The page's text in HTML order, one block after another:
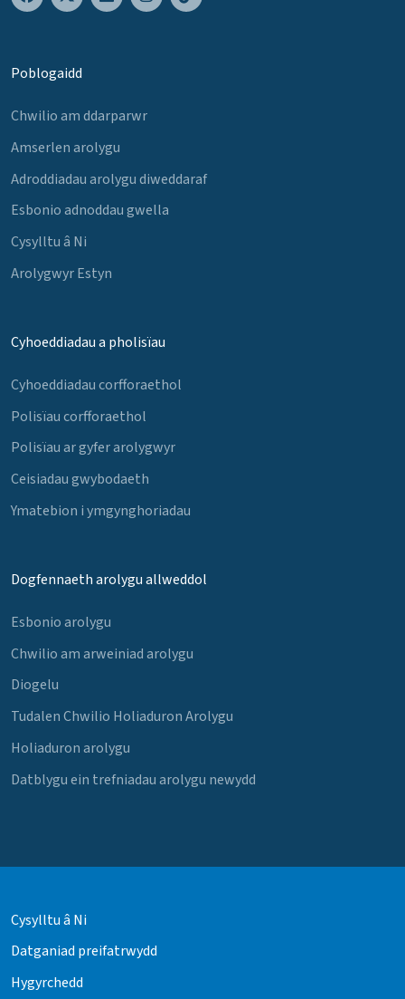
Poblogaidd
Chwilio am ddarparwr
Amserlen arolygu
Adroddiadau arolygu diweddaraf
Esbonio adnoddau gwella
Cysylltu â Ni
Arolygwyr Estyn
Cyhoeddiadau a pholisïau
Cyhoeddiadau corfforaethol
Polisïau corfforaethol
Polisïau ar gyfer arolygwyr
Ceisiadau gwybodaeth
Ymatebion i ymgynghoriadau
Dogfennaeth arolygu allweddol
Esbonio arolygu
Chwilio am arweiniad arolygu
Diogelu
Tudalen Chwilio Holiaduron Arolygu
Holiaduron arolygu
Datblygu ein trefniadau arolygu newydd
Cysylltu â Ni
Datganiad preifatrwydd
Hygyrchedd